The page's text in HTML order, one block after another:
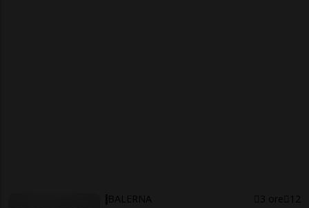
BALERNA 3 ore 12